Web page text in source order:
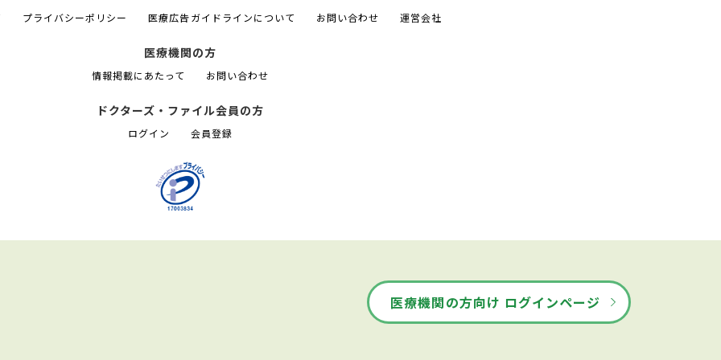
プライバシーポリシー 医療広告ガイドラインについて お問い合わせ 運営会社
医療機関の方
情報掲載にあたって お問い合わせ
ドクターズ・ファイル会員の方
ログイン 会員登録
医療機関の方向け ログインページ